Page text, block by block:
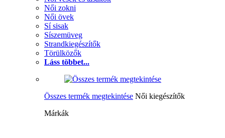
Női zokni
Női övek
Sí sisak
Síszemüveg
Strandkiegészítők
Törülközők
Láss többet...
Összes termék megtekintése Női kiegészítők
Márkák